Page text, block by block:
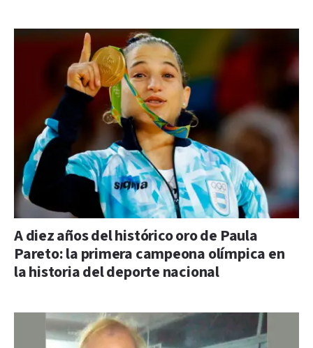
A diez años del histórico oro de Paula
Pareto: la primera campeona olímpica en
la historia del deporte nacional